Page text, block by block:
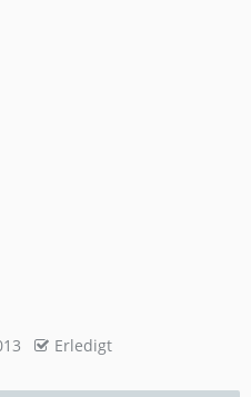
Erledigt